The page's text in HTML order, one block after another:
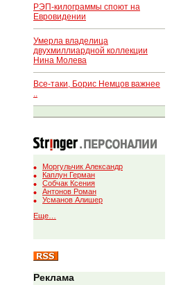
РЭП-килограммы споют на
Евровидении
Умерла владелица
двухмиллиардной коллекции
Нина Молева
Все-таки, Борис Немцов важнее
..
Моргульчик Александр
Каплун Герман
Собчак Ксения
Антонов Роман
Усманов Алишер
Еще…
Реклама